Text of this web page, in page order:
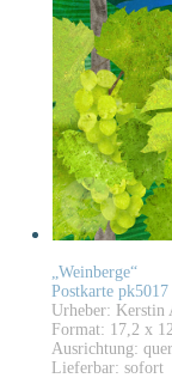
„Weinberge“
Postkarte pk5017
Urheber: Kerstin
Format: 17,2 x
Ausrichtung: quer
Lieferbar: sofort